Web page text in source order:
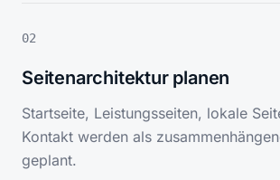
02
Seitenarchitektur planen
Startseite, Leistungsseiten, lokale
Kontakt werden als
geplant.